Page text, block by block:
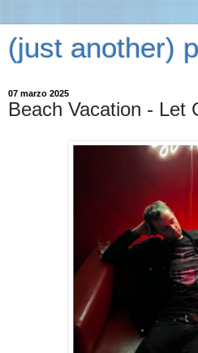
(just another)
07 marzo 2025
Beach Vacation - Let